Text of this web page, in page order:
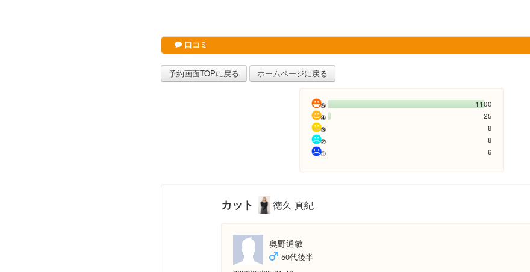
口コミ
予約画面TOPに戻る ホームページに戻る
1100
25
8
8
6
カット 徳久 真紀
奥野通敏
50代後半